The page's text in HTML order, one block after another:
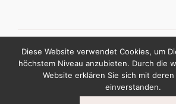
Copyright ©2026 byKatarzyna Liera
permanentny Warszawa.
Diese Website verwendet Cookies, um
höchstem Niveau anzubieten. Durch die
Website erklären Sie sich mit
einverstanden.